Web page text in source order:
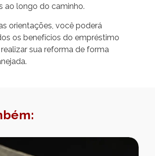
ao longo do caminho.
orientações, você poderá
os benefícios do empréstimo
sua reforma de forma